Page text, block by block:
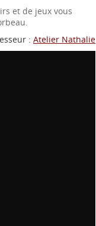
et de jeux vous
: Atelier Nathalie